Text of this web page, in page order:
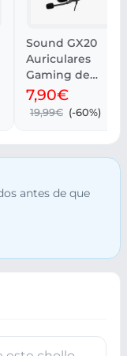
Sound GX20
Auriculares
Gaming de
Indeca
7,90€
19,99€ (-60%)
antes de que